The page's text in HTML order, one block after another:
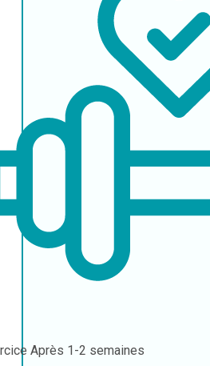
Après 1-2 semaines